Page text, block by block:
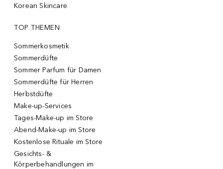
Korean Skincare
TOP THEMEN
Sommerkosmetik
Sommerdüfte
Sommer Parfum für Damen
Sommerdüfte für Herren
Herbstdüfte
Make-up-Services
Tages-Make-up im Store
Abend-Make-up im Store
Kostenlose Rituale im Store
Gesichts- &
Körperbehandlungen im